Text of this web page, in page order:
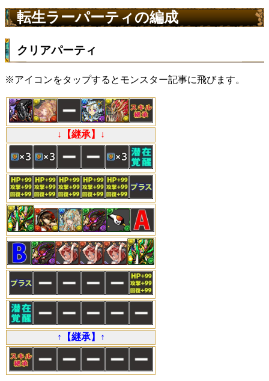
転生ラーパーティの編成
クリアパーティ
※アイコンをタップするとモンスター記事に飛びます。
↓【継承】↓
↑【継承】↑